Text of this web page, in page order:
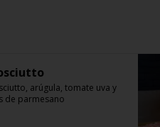
arúgula, tomate uva y
de parmesano